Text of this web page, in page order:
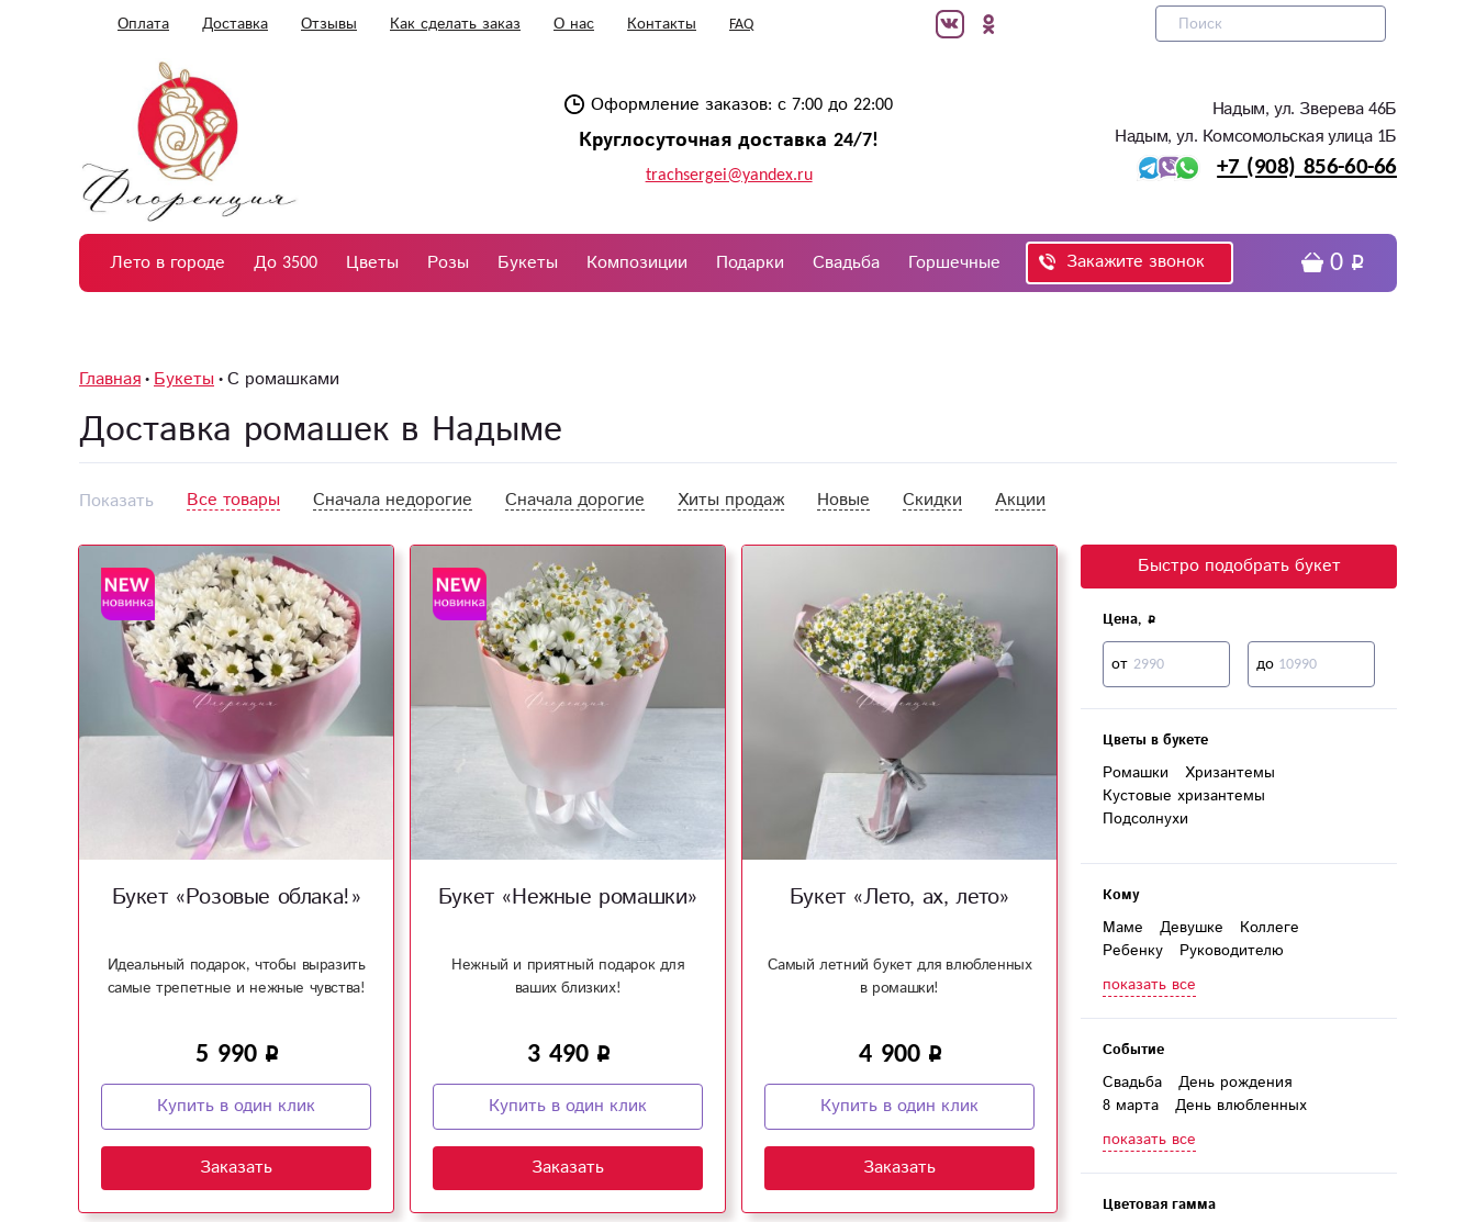
Оплата Доставка Отзывы Как сделать заказ О нас Контакты FAQ
Оформление заказов: с 7:00 до 22:00
Круглосуточная доставка 24/7!
trachsergei@yandex.ru
Надым, ул. Зверева 46Б
Надым, ул. Комсомольская улица 1Б
+7 (908) 856-60-66
Лето в городе До 3500 Цветы Розы Букеты Композиции Подарки Свадьба Горшечные Закажите звонок 0
Главная Букеты С ромашками
Доставка ромашек в Надыме
Показать Все товары Сначала недорогие Сначала дорогие Хиты продаж Новые Скидки Акции
Букет «Розовые облака!»
Идеальный подарок, чтобы выразить
самые трепетные и нежные чувства!
5 990
Купить в один клик
Заказать
Букет «Нежные ромашки»
Нежный и приятный подарок для
ваших близких!
3 490
Купить в один клик
Заказать
Букет «Лето, ах, лето»
Самый летний букет для влюбленных
в ромашки!
4 900
Купить в один клик
Заказать
Быстро подобрать букет
Цена,
от до
Цветы в букете
Ромашки
Хризантемы
Кустовые хризантемы
Подсолнухи
Кому
Маме Девушке
Коллеге
Ребенку
Руководителю
Директору
показать все
Событие
Свадьба
День рождения
8 марта
День влюбленных
Годовщина
показать все
Цветовая гамма